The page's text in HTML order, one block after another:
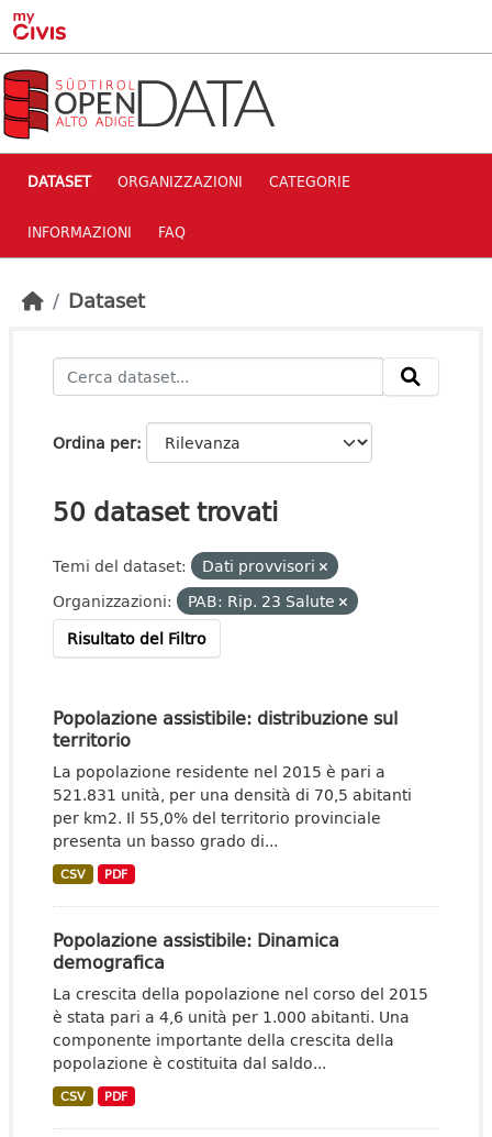
Skip to main content
DATASET ORGANIZZAZIONI CATEGORIE
INFORMAZIONI FAQ
Dataset
Ordina per
50 dataset trovati
Temi del dataset:
Dati provvisori
Organizzazioni:
PAB: Rip. 23 Salute
Risultato del Filtro
Popolazione assistibile: distribuzione sul
territorio
La popolazione residente nel 2015 è pari a
521.831 unità, per una densità di 70,5 abitanti
per km2. Il 55,0% del territorio provinciale
presenta un basso grado di...
CSV PDF
Popolazione assistibile: Dinamica
demografica
La crescita della popolazione nel corso del 2015
è stata pari a 4,6 unità per 1.000 abitanti. Una
componente importante della crescita della
popolazione è costituita dal saldo...
CSV PDF